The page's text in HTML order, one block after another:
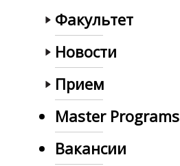
Факультет
Новости
Прием
Master Programs
Вакансии